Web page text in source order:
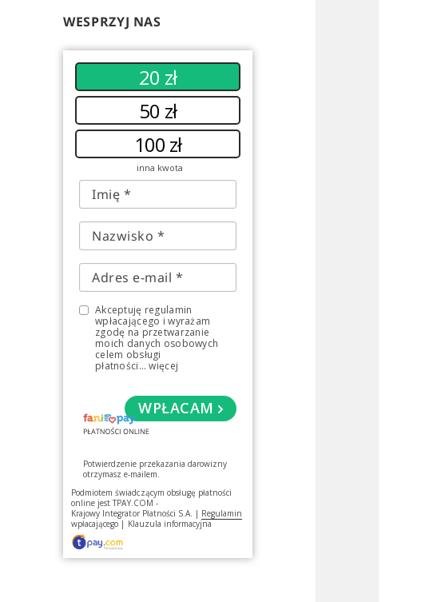
WESPRZYJ NAS
20 zł
50 zł
100 zł
inna kwota
Akceptuję regulamin
wpłacającego i wyrażam
zgodę na przetwarzanie
moich danych osobowych
celem obsługi
płatności... więcej
WPŁACAM
Potwierdzenie przekazania darowizny
otrzymasz e-mailem.
Podmiotem świadczącym obsługę płatności
online jestTPAY.COM -
Krajowy Integrator Płatności S.A. | Regulamin
wpłacającego | Klauzula informacyjna